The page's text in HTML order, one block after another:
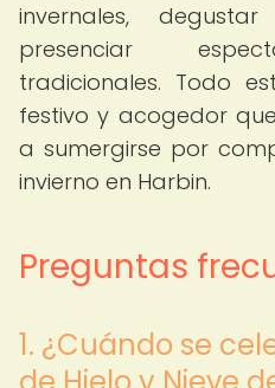
invernales,
presenciar
tradicionales. Todo
festivo y acogedor
a sumergirse por
invierno en Harbin.
Preguntas
1. ¿Cuándo se